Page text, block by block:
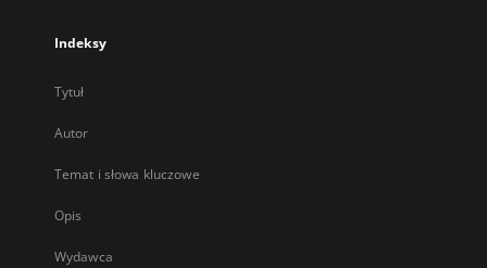
Indeksy
Tytuł
Autor
Temat i słowa kluczowe
Opis
Wydawca